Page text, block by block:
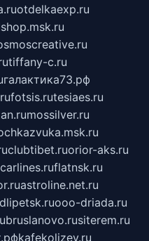
otdelkaexp.ru
tiffany-c.ru
галактика73.рф
fotsis.rutesiaes.ru
mossilver.ru
clubtibet.ruorior-aks.ru
carlines.ruflatnsk.ru
astroline.net.ru
ooo-driada.ru
bruslanovo.rusiterem.ru
kafekolizey.ru